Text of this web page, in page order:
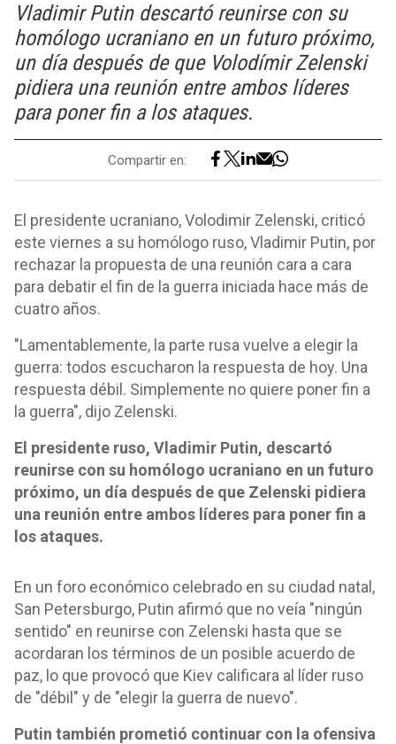
Vladimir Putin descartó reunirse con su
homólogo ucraniano en un futuro próximo,
un día después de que Volodímir Zelenski
pidiera una reunión entre ambos líderes
para poner fin a los ataques.
Compartir en:
El presidente ucraniano, Volodimir Zelenski, criticó
este viernes a su homólogo ruso, Vladimir Putin, por
rechazar la propuesta de una reunión cara a cara
para debatir el fin de la guerra iniciada hace más de
cuatro años.
"Lamentablemente, la parte rusa vuelve a elegir la
guerra: todos escucharon la respuesta de hoy. Una
respuesta débil. Simplemente no quiere poner fin a
la guerra", dijo Zelenski.
El presidente ruso, Vladimir Putin, descartó
reunirse con su homólogo ucraniano en un futuro
próximo, un día después de que Zelenski pidiera
una reunión entre ambos líderes para poner fin a
los ataques.
En un foro económico celebrado en su ciudad natal,
San Petersburgo, Putin afirmó que no veía "ningún
sentido" en reunirse con Zelenski hasta que se
acordaran los términos de un posible acuerdo de
paz, lo que provocó que Kiev calificara al líder ruso
de "débil" y de "elegir la guerra de nuevo".
Putin también prometió continuar con la ofensiva